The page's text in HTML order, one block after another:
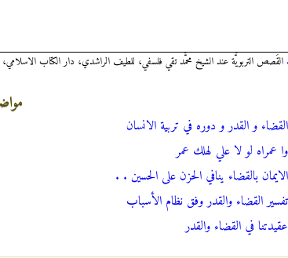
القَصص التربويَّة عند الشيخ محمَّد تقي فلسفي، للطيف الراشدي، دار الكتاب الاسلامي،
القضاء و القدر و دوره في تربية الانسان
وا عمراه لو لا علي لهلك عمر
الايمان بالقضاء ينافي الحزن على الحسين . .
تفسير القضاء والقدر وفق نظام الأسباب
عقيدتنا في القضاء والقدر